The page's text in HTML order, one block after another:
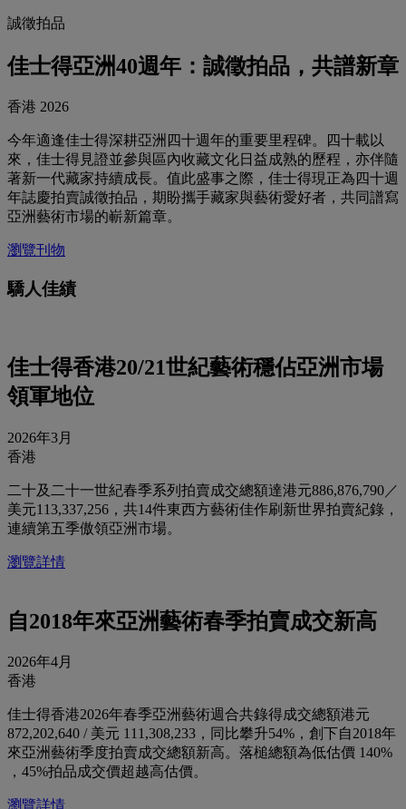
誠徵拍品
佳士得亞洲40週年：誠徵拍品，共譜新章
香港 2026
今年適逢佳士得深耕亞洲四十週年的重要里程碑。四十載以
來，佳士得見證並參與區內收藏文化日益成熟的歷程，亦伴隨
著新一代藏家持續成長。值此盛事之際，佳士得現正為四十週
年誌慶拍賣誠徵拍品，期盼攜手藏家與藝術愛好者，共同譜寫
亞洲藝術市場的嶄新篇章。
瀏覽刊物
驕人佳績
佳士得香港20/21世紀藝術穩佔亞洲市場
領軍地位
2026年3月
香港
二十及二十一世紀春季系列拍賣成交總額達港元886,876,790／
美元113,337,256，共14件東西方藝術佳作刷新世界拍賣紀錄，
連續第五季傲領亞洲市場。
瀏覽詳情
自2018年來亞洲藝術春季拍賣成交新高
2026年4月
香港
佳士得香港2026年春季亞洲藝術週合共錄得成交總額港元
872,202,640 / 美元 111,308,233，同比攀升54%，創下自2018年
來亞洲藝術季度拍賣成交總額新高。落槌總額為低估價 140%
，45%拍品成交價超越高估價。
瀏覽詳情